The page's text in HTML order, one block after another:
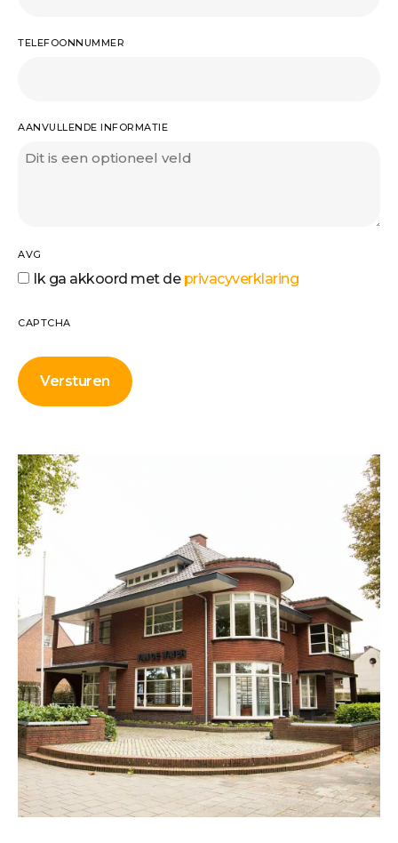
TELEFOONNUMMER
AANVULLENDE INFORMATIE
AVG
Ik ga akkoord met de privacyverklaring
CAPTCHA